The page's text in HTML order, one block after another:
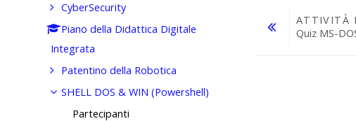
ATTIVITÀ
Quiz MS-
CyberSecurity
Piano della Didattica Digitale
Integrata
Patentino della Robotica
SHELL DOS & WIN (Powershell)
Partecipanti